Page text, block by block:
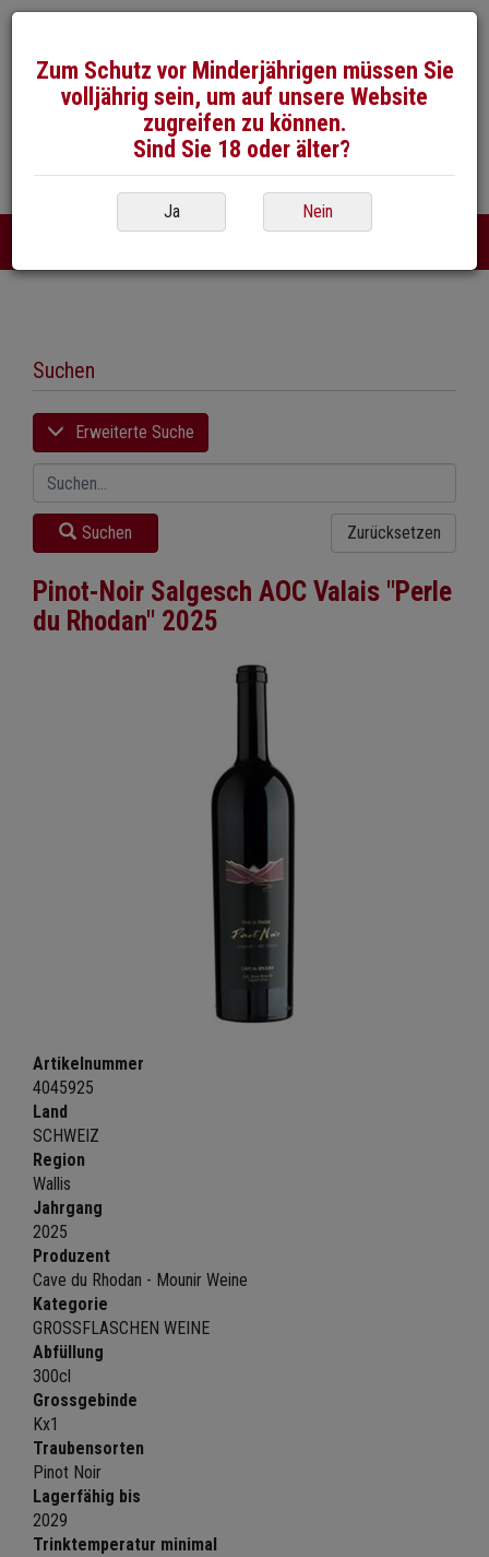
026 / 492 50 40 E-Mail
Suchen
Erweiterte Suche
Suchen Zurücksetzen
Pinot-Noir Salgesch AOC Valais "Perle
du Rhodan" 2025
Artikelnummer
4045925
Land
SCHWEIZ
Region
Wallis
Jahrgang
2025
Produzent
Cave du Rhodan - Mounir Weine
Kategorie
GROSSFLASCHEN WEINE
Abfüllung
300cl
Grossgebinde
Kx1
Traubensorten
Pinot Noir
Lagerfähig bis
2029
Trinktemperatur minimal
Zum Schutz vor Minderjährigen müssen Sie
volljährig sein, um auf unsere Website
zugreifen zu können.
Sind Sie 18 oder älter?
Ja Nein